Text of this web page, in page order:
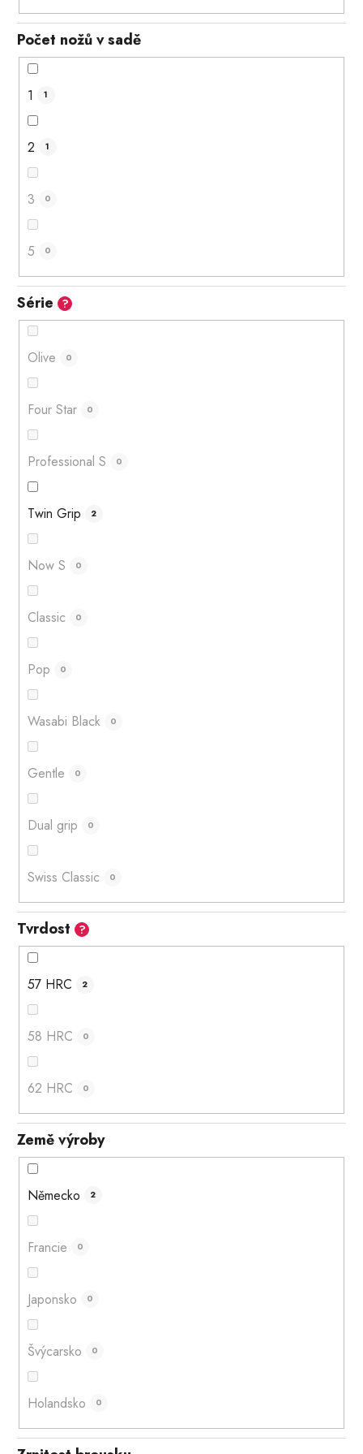
Počet nožů v sadě
1 1
2 1
3 0
5 0
Série ?
Olive 0
Four Star 0
Professional S 0
Twin Grip 2
Now S 0
Classic 0
Pop 0
Wasabi Black 0
Gentle 0
Dual grip 0
Swiss Classic 0
Tvrdost ?
57 HRC 2
58 HRC 0
62 HRC 0
Země výroby
Německo 2
Francie 0
Japonsko 0
Švýcarsko 0
Holandsko 0